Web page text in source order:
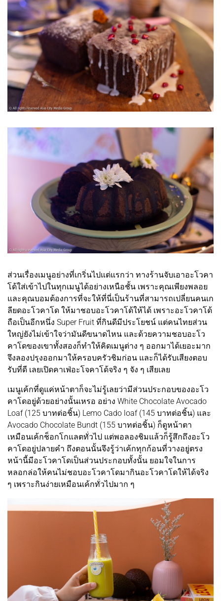
ส่วนเรื่องเมนูอย่างที่เกริ่นไปแต่แรกว่า ทางร้านจับเอาอะโวคา
โด้ใส่เข้าไปในทุกเมนูได้อย่างเหนือชั้น เพราะคุณเพียงพลอย
และคุณบอมต้องการที่จะให้ที่นี่เป็นร้านที่สามารถเปลี่ยนคนเก
ลียดอะโวคาโด ให้มาชอบอะโวคาโด้ให้ได้ เพราะอะโวคาโด้
ถือเป็นอีกหนึ่ง Super Fruit ที่กินดีมีประโยชน์ แต่คนไทยส่วน
ใหญ่ยังไม่เข้าใจว่ามันดีขนาดไหน และด้วยความชอบอะโว
คาโดของเขาทั้งสองก็ทำให้คิดเมนูต่าง ๆ ออกมาได้เยอะมาก
จึงลองปรุงออกมาให้ครอบครัวชิมก่อน และก็ได้รับเสียงตอบ
รับที่ดี เลยเปิดคาเฟ่อะโจคาโด้จริง ๆ จัง ๆ เสียเลย
เมนูเค้กที่ดูแค่หน้าตาก็จะไม่รู้เลยว่ามีส่วนประกอบของอะโว
คาโดอยู่ด้วยอย่างนั้นเหรอ อย่าง White Chocolate Avocado
Loaf (125 บาทต่อชิ้น) Lemo Cado loaf (145 บาทต่อชิ้น) และ
Avocado Chocolate Bundt (155 บาทต่อชิ้น) ก็ดูหน้าตา
เหมือนเค้กช็อกโกแลตทั่วไป แต่พอลองชิมแล้วก็รู้สึกถึงอะโว
คาโดอยู่ปลายคำ ถึงตอนนั้นจึงรู้ว่าเค้กทุกก้อนที่วางอยู่ตรง
หน้านี้มีอะโวคาโดเป็นส่วนประกอบทั้งนั้น ยอมใจในการ
หลอกล่อให้คนไม่ชอบอะโวคาโดมากินอะโวคาโดให้ได้จริง
ๆ เพราะกินง่ายเหมือนเค้กทั่วไปมาก ๆ